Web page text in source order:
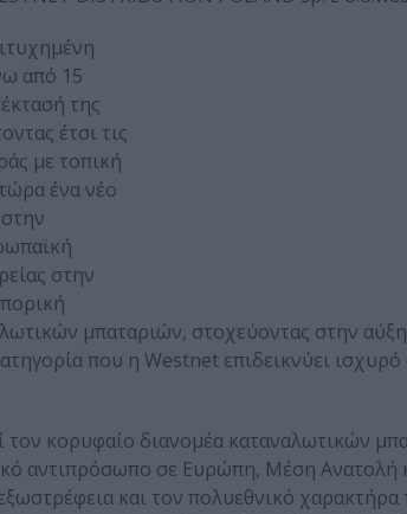
από 15
της
έτσι τις
με τοπική
ένα νέο
στην
μπαταριών, στοχεύοντας στην
που η Westnet επιδεικνύει
τον κορυφαίο διανομέα καταναλωτικών
αντιπρόσωπο σε Ευρώπη, Μέση Ανατολή
και τον πολυεθνικό χαρακτήρα